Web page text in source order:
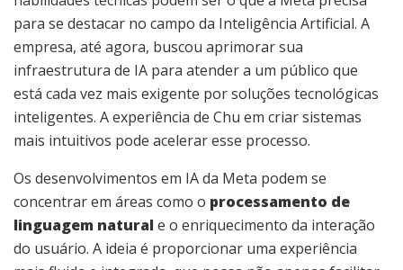
para se destacar no campo da Inteligência Artificial. A
empresa, até agora, buscou aprimorar sua
infraestrutura de IA para atender a um público que
está cada vez mais exigente por soluções tecnológicas
inteligentes. A experiência de Chu em criar sistemas
mais intuitivos pode acelerar esse processo.
Os desenvolvimentos em IA da Meta podem se
concentrar em áreas como o processamento de
linguagem natural e o enriquecimento da interação
do usuário. A ideia é proporcionar uma experiência